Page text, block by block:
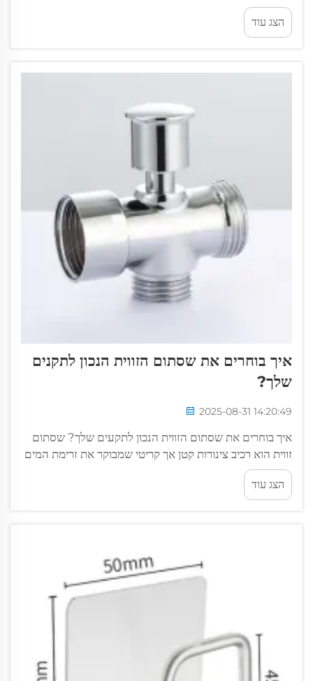
בועות יכולה להשפיע משמעותית על היומיום שלך. ההחלטה
החשובה הזו משפיעה על כל מה שקורה במטבח...
הצג עוד
איך בוחרים את שסתום הזווית הנכון לתקנים
שלך?
2025-08-31 14:20:49
איך בוחרים את שסתום הזווית הנכון לתקעים שלך? שסתום
זווית הוא רכיב צינורות קטן אך קריטי שמבוקר את זרימת המים
לתקעים כמו שירותים, הכיות ומקלחות. מותקן בפינה שבה
הצינורית מצטרפת לתקן, הוא...
הצג עוד